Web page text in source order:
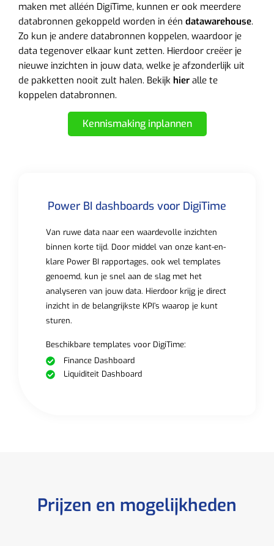
maken met alléén DigiTime, kunnen er ook meerdere
databronnen gekoppeld worden in één datawarehouse.
Zo kun je andere databronnen koppelen, waardoor je
data tegenover elkaar kunt zetten. Hierdoor creëer je
nieuwe inzichten in jouw data, welke je afzonderlijk uit
de pakketten nooit zult halen. Bekijk hier alle te
koppelen databronnen.
Kennismaking inplannen
Power BI dashboards voor DigiTime
Van ruwe data naar een waardevolle inzichten
binnen korte tijd. Door middel van onze kant-en-
klare Power BI rapportages, ook wel templates
genoemd, kun je snel aan de slag met het
analyseren van jouw data. Hierdoor krijg je direct
inzicht in de belangrijkste KPI’s waarop je kunt
sturen.
Beschikbare templates voor DigiTime:
Finance Dashboard
Liquiditeit Dashboard
Prijzen en mogelijkheden